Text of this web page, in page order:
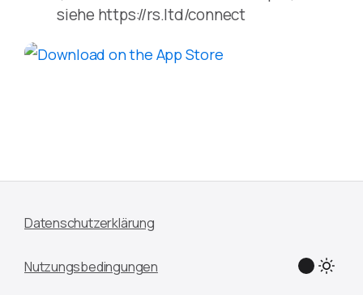
siehe https://rs.ltd/connect
Datenschutzerklärung
Nutzungsbedingungen